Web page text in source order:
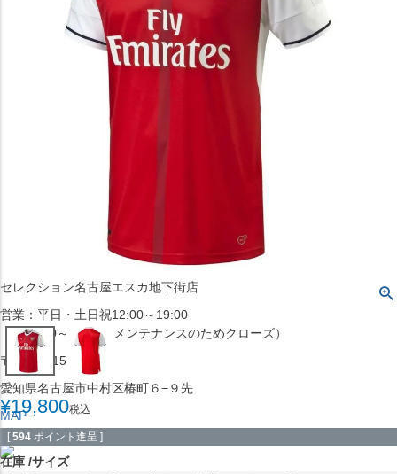
営業：土・日・祝日のみ 12:00-18:00
東京都千代田区神田三崎町２丁目２２−１ 1F
セレクション名古屋エスカ地下街店
営業：平日・土日祝12:00～19:00
（※15:00～16:00はメンテナンスのためクローズ）
〒453-0015
愛知県名古屋市中村区椿町６−９先
MAP
SHOP
¥19,800税込
[ 594 ポイント進呈 ]
在庫 サイズ